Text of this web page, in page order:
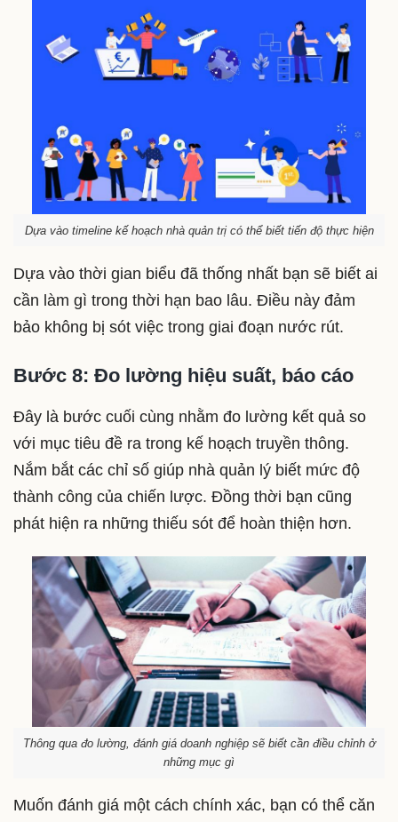
Dựa vào timeline kế hoạch nhà quản trị có thể biết tiến độ thực hiện
Dựa vào thời gian biểu đã thống nhất bạn sẽ biết ai
cần làm gì trong thời hạn bao lâu. Điều này đảm
bảo không bị sót việc trong giai đoạn nước rút.
Bước 8: Đo lường hiệu suất, báo cáo
Đây là bước cuối cùng nhằm đo lường kết quả so
với mục tiêu đề ra trong kế hoạch truyền thông.
Nắm bắt các chỉ số giúp nhà quản lý biết mức độ
thành công của chiến lược. Đồng thời bạn cũng
phát hiện ra những thiếu sót để hoàn thiện hơn.
Thông qua đo lường, đánh giá doanh nghiệp sẽ biết cần điều chỉnh ở
những mục gì
Muốn đánh giá một cách chính xác, bạn có thể căn